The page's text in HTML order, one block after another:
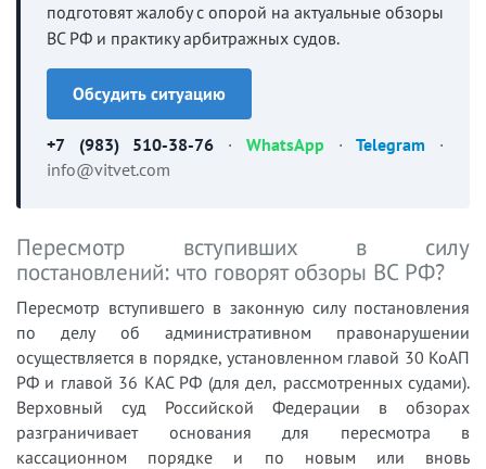
подготовят жалобу с опорой на актуальные обзоры
ВС РФ и практику арбитражных судов.
Обсудить ситуацию
+7 (983) 510-38-76 · WhatsApp ·Telegram ·
info@vitvet.com
Пересмотр вступивших в силу
постановлений: что говорят обзоры ВС РФ?
Пересмотр вступившего в законную силу постановления
по делу об административном правонарушении
осуществляется в порядке, установленном главой 30 КоАП
РФ и главой 36 КАС РФ (для дел, рассмотренных судами).
Верховный суд Российской Федерации в обзорах
разграничивает основания для пересмотра в
кассационном порядке и по новым или вновь